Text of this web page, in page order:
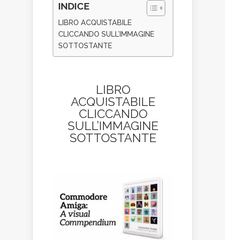
INDICE
LIBRO ACQUISTABILE
CLICCANDO SULL’IMMAGINE
SOTTOSTANTE
LIBRO
ACQUISTABILE
CLICCANDO
SULL’IMMAGINE
SOTTOSTANTE